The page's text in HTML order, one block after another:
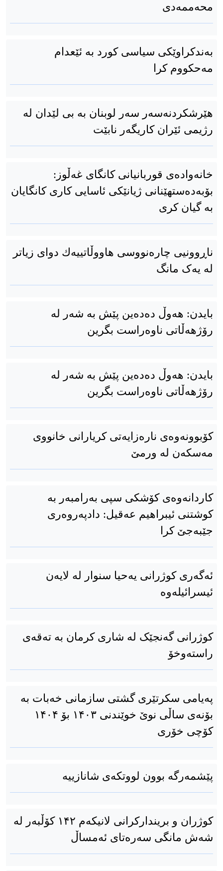
محەممەدی
بەندکراوێکی سیاسی کورد بە ئێعدام
مەحکووم کرا
هێرشکردنەسەر سەر لوبنان بە بی لێدان لە
رژیمی ئێران کاریگەر نابێت
خانەوادەی قوربانیانی کانگای غەڵوز:
بۆبەدەستهێنانی ژیانێکی ئاسایی کاری کانگایان
بە گیان کری
ناڕوونیی چارەنووسی هاووڵاتییەك دوای زیاتر
لە یەک مانگ
بایدن: هەوڵ دەدەین پێش بە شەر لە
رۆژهەڵاتی ناوەراست بگرین
بایدن: هەوڵ دەدەین پێش بە شەر لە
رۆژهەڵاتی ناوەراست بگرین
کۆبوونەوەی نارەزایەتی کریارانی خانووی
مەسکەن لە ورمێ
کاردانەوەی کۆشکی سپی بەرامبەر بە
کوشتنی ئیبراهیم عەقیل: دادپەروەری
جێبەجێ كرا
ئەگەری کوژرانی یەحیا سنوار لە لایەن
ئیسرائیلەوە
کوژرانی گەنجێک لە شاری کرمان بە تەقەی
راستەوخۆ
پەیامی سكرتێری گشتی سازمانی خەبات بە
بۆنەی ساڵی نوێ‌ خوێندنی ۱۴۰۳ بۆ ۱۴۰۴
كۆچی خۆری
پێشمەرگە بوون لووتکەی شانازییە
کوژران و بریندارکرانی لانیکەم ۱۴۲ کۆڵبەر لە
شەش مانگی سەرەتای ئەمساڵ